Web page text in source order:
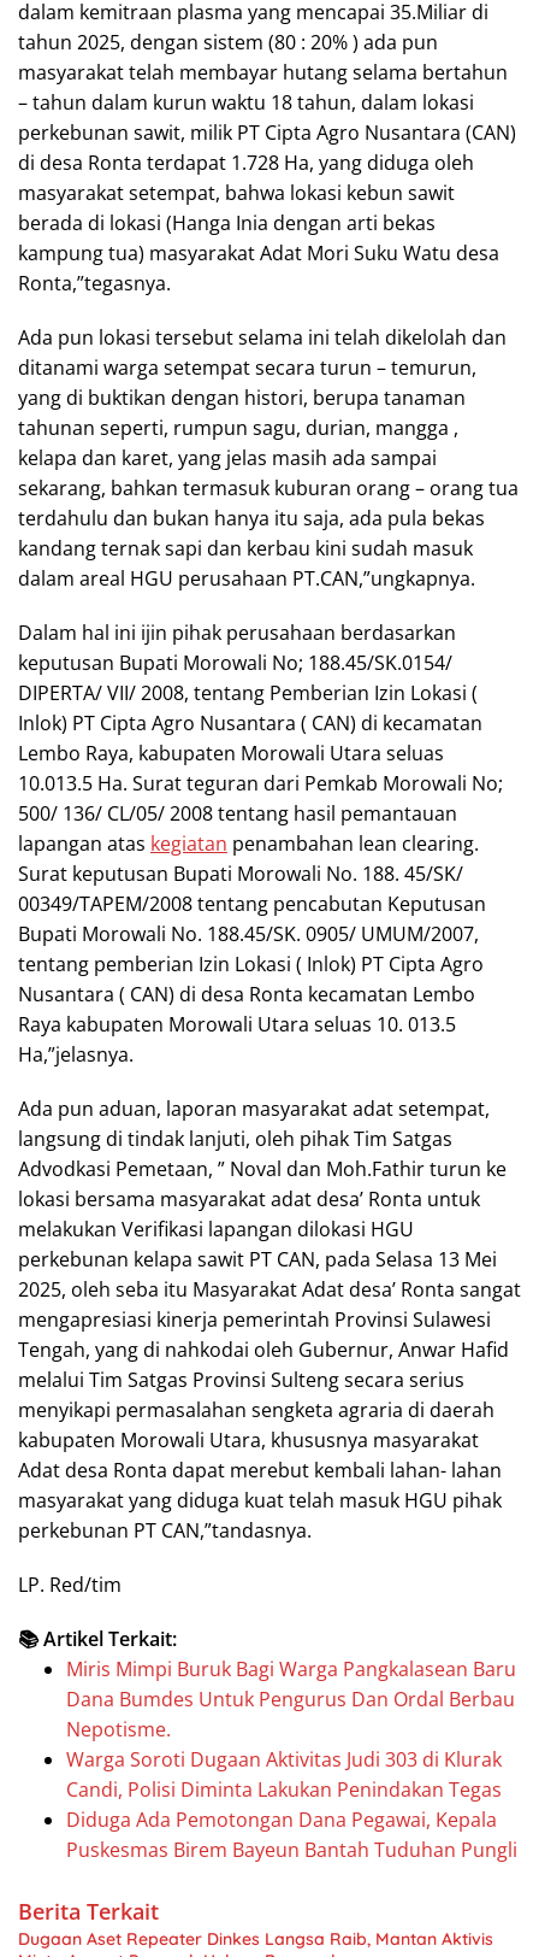
dalam kemitraan plasma yang mencapai 35.Miliar di
tahun 2025, dengan sistem (80 : 20% ) ada pun
masyarakat telah membayar hutang selama bertahun
– tahun dalam kurun waktu 18 tahun, dalam lokasi
perkebunan sawit, milik PT Cipta Agro Nusantara (CAN)
di desa Ronta terdapat 1.728 Ha, yang diduga oleh
masyarakat setempat, bahwa lokasi kebun sawit
berada di lokasi (Hanga Inia dengan arti bekas
kampung tua) masyarakat Adat Mori Suku Watu desa
Ronta,”tegasnya.
Ada pun lokasi tersebut selama ini telah dikelolah dan
ditanami warga setempat secara turun – temurun,
yang di buktikan dengan histori, berupa tanaman
tahunan seperti, rumpun sagu, durian, mangga ,
kelapa dan karet, yang jelas masih ada sampai
sekarang, bahkan termasuk kuburan orang – orang tua
terdahulu dan bukan hanya itu saja, ada pula bekas
kandang ternak sapi dan kerbau kini sudah masuk
dalam areal HGU perusahaan PT.CAN,”ungkapnya.
Dalam hal ini ijin pihak perusahaan berdasarkan
keputusan Bupati Morowali No; 188.45/SK.0154/
DIPERTA/ VII/ 2008, tentang Pemberian Izin Lokasi (
Inlok) PT Cipta Agro Nusantara ( CAN) di kecamatan
Lembo Raya, kabupaten Morowali Utara seluas
10.013.5 Ha. Surat teguran dari Pemkab Morowali No;
500/ 136/ CL/05/ 2008 tentang hasil pemantauan
lapangan atas kegiatan penambahan lean clearing.
Surat keputusan Bupati Morowali No. 188. 45/SK/
00349/TAPEM/2008 tentang pencabutan Keputusan
Bupati Morowali No. 188.45/SK. 0905/ UMUM/2007,
tentang pemberian Izin Lokasi ( Inlok) PT Cipta Agro
Nusantara ( CAN) di desa Ronta kecamatan Lembo
Raya kabupaten Morowali Utara seluas 10. 013.5
Ha,”jelasnya.
Ada pun aduan, laporan masyarakat adat setempat,
langsung di tindak lanjuti, oleh pihak Tim Satgas
Advodkasi Pemetaan, ” Noval dan Moh.Fathir turun ke
lokasi bersama masyarakat adat desa’ Ronta untuk
melakukan Verifikasi lapangan dilokasi HGU
perkebunan kelapa sawit PT CAN, pada Selasa 13 Mei
2025, oleh seba itu Masyarakat Adat desa’ Ronta sangat
mengapresiasi kinerja pemerintah Provinsi Sulawesi
Tengah, yang di nahkodai oleh Gubernur, Anwar Hafid
melalui Tim Satgas Provinsi Sulteng secara serius
menyikapi permasalahan sengketa agraria di daerah
kabupaten Morowali Utara, khususnya masyarakat
Adat desa Ronta dapat merebut kembali lahan- lahan
masyarakat yang diduga kuat telah masuk HGU pihak
perkebunan PT CAN,”tandasnya.
LP. Red/tim
📚 Artikel Terkait:
Miris Mimpi Buruk Bagi Warga Pangkalasean Baru
Dana Bumdes Untuk Pengurus Dan Ordal Berbau
Nepotisme.
Warga Soroti Dugaan Aktivitas Judi 303 di Klurak
Candi, Polisi Diminta Lakukan Penindakan Tegas
Diduga Ada Pemotongan Dana Pegawai, Kepala
Puskesmas Birem Bayeun Bantah Tuduhan Pungli
Berita Terkait
Dugaan Aset Repeater Dinkes Langsa Raib, Mantan Aktivis